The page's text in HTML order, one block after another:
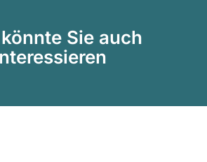
Sie auch